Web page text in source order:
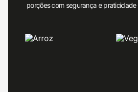
porções com segurança e